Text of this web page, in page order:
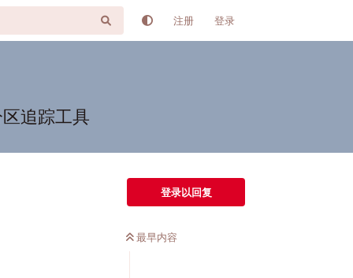
注册 登录
追踪工具
登录以回复
最早内容